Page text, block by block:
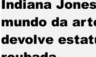
Indiana
mundo da
devolve